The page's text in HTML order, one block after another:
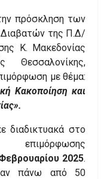
πρόσκληση των
Διαβατών της Π.Δ/
Κ. Μακεδονίας
με θέμα:
Κακοποίηση και
διαδικτυακά στο
επιμόρφωσης
2025.
πάνω από 50